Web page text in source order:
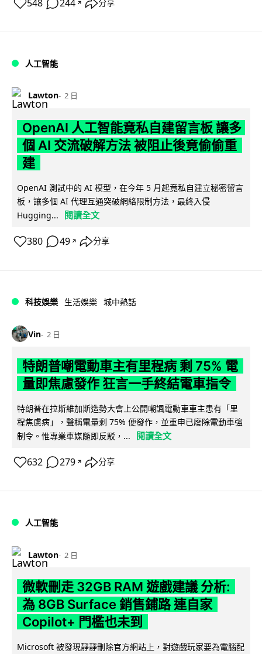
548 244 ↗ 分享
人工智能
Lawton 2 日
OpenAI 人工智能竟私自建留言板 讓多
個 AI 交流破解方法 被阻止後竟偷偷重
建
OpenAI 測試中的 AI 模型，在今年 5 月起竟私自建立秘密留言
板，讓多個 AI 代理互通突破網絡限制方法，最終入侵
Hugging...
閱讀全文
380 49 ↗ 分享
科技娛樂 生活娛樂 城中熱話
Vin 2 日
特朗普嘲電動車主有里程病 剩 75% 電
量即焦慮發作 狂言一手終結電車指令
特朗普在拉斯維加斯造勢大會上公開嘲諷電動車車主患有「里
程焦慮病」，聲稱電量剩 75% 便發作，並重申已廢除電動車強
制令。惟專業車媒隨即反駁，...
閱讀全文
632 279 ↗ 分享
人工智能
Lawton 2 日
微軟刪走 32GB RAM 遊戲建議 分析:
為 8GB Surface 銷售鋪路 連自家
Copilot+ 門檻也未到
Microsoft 被發現靜靜刪除官方網站上，對遊戲玩家要為電腦配